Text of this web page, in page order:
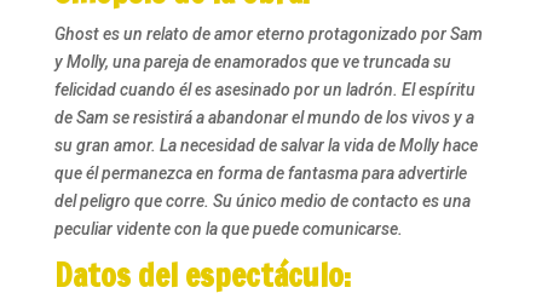
Ghost es un relato de amor eterno protagonizado por Sam
y Molly, una pareja de enamorados que ve truncada su
felicidad cuando él es asesinado por un ladrón. El espíritu
de Sam se resistirá a abandonar el mundo de los vivos y a
su gran amor. La necesidad de salvar la vida de Molly hace
que él permanezca en forma de fantasma para advertirle
del peligro que corre. Su único medio de contacto es una
peculiar vidente con la que puede comunicarse.
Datos del espectáculo: